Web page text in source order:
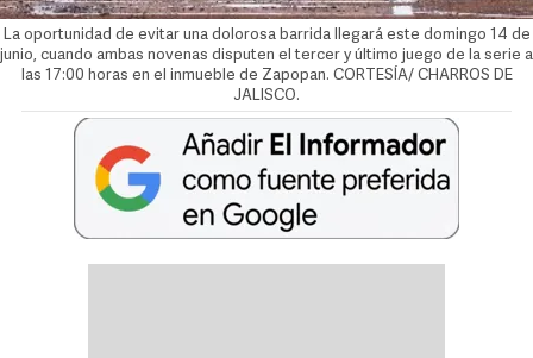
La oportunidad de evitar una dolorosa barrida llegará este domingo 14 de
junio, cuando ambas novenas disputen el tercer y último juego de la serie a
las 17:00 horas en el inmueble de Zapopan. CORTESÍA/ CHARROS DE
JALISCO.